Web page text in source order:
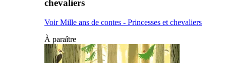
chevaliers
Voir Mille ans de contes - Princesses et chevaliers
À paraître